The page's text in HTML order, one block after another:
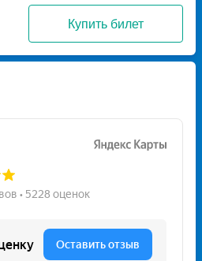
Купить билет